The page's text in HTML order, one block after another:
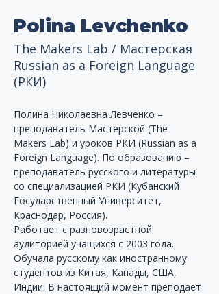
Polina Levchenko
The Makers Lab / Мастерская
Russian as a Foreign Language
(РКИ)
Полина Николаевна Левченко –
преподаватель Мастерской (The
Makers Lab) и уроков РКИ (Russian as a
Foreign Language). По образованию –
преподаватель русского и литературы
со специализацией РКИ (Кубанский
Государственный Университет,
Краснодар, Россия).
Работает с разновозрастной
аудиторией учащихся с 2003 года.
Обучала русскому как иностранному
студентов из Китая, Канады, США,
Индии. В настоящий момент преподает